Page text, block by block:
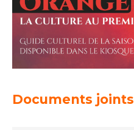
Documents joints